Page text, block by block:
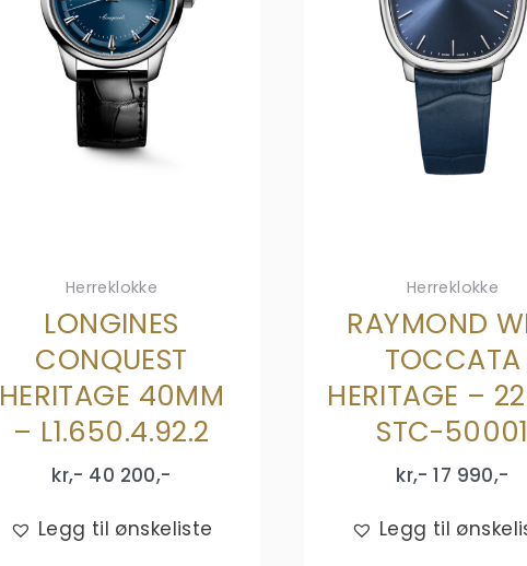
Herreklokke
LONGINES
CONQUEST
HERITAGE 40MM
– L1.650.4.92.2
kr,- 40 200,-
Legg til ønskeliste
Herreklokke
RAYMOND
TOCCATA
HERITAGE –
STC-
kr,- 17 990,-
Legg til